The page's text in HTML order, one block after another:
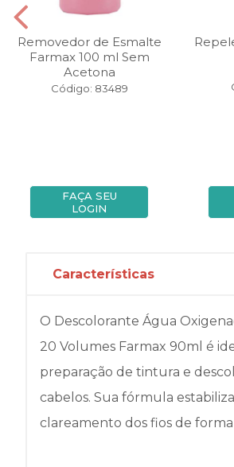
Removedor de Esmalte
Farmax 100 ml Sem
Acetona
Código: 83489
FAÇA SEU
LOGIN
Características
O Descolorante Água
20 Volumes Farmax 90ml é
preparação de tintura e
cabelos. Sua fórmula
clareamento dos fios de